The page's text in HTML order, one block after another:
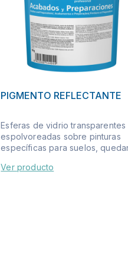
PIGMENTO REFLECTANTE
Esferas de vidrio
espolvoreadas sobre pinturas
específicas para suelos,
Ver producto